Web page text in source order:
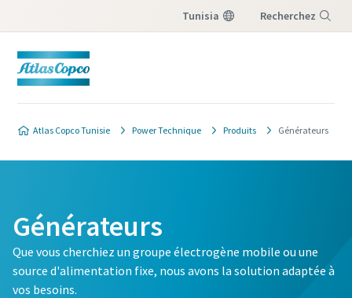
Tunisia Recherchez
Atlas Copco Tunisie Power Technique Produits Générateurs
Générateurs
Que vous cherchiez un groupe électrogène mobile ou une
source d'alimentation fixe, nous avons la solution adaptée à
vos besoins.